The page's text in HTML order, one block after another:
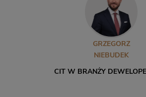
GRZEGORZ
NIEBUDEK
CIT W BRANŻY